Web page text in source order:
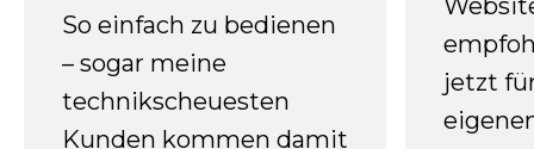
So einfach zu bedienen
– sogar meine
technikscheuesten
Kunden kommen damit
jetzt